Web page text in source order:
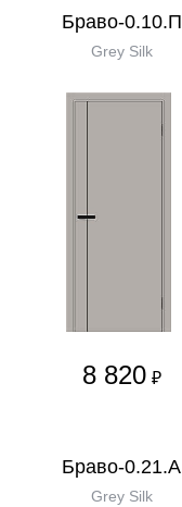
Браво-0.10.П
Grey Silk
8 820 ₽
Браво-0.21.А
Grey Silk